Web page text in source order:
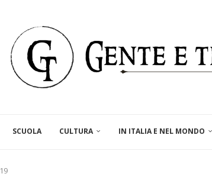
SCUOLA CULTURA IN ITALIA E NEL MONDO